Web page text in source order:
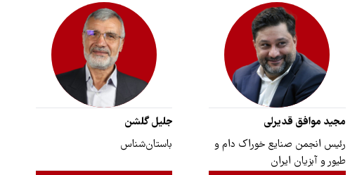
مجید موافق قدیرلی
رئیس انجمن صنایع خوراک دام و
طیور و آبزیان ایران
جلیل گلشن
باستان‌شناس